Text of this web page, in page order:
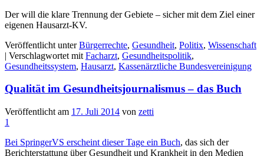
Der will die klare Trennung der Gebiete – sicher mit dem Ziel einer
eigenen Hausarzt-KV.
Veröffentlicht unter Bürgerrechte, Gesundheit, Politix, Wissenschaft
| Verschlagwortet mit Facharzt, Gesundheitspolitik,
Gesundheitssystem, Hausarzt, Kassenärztliche Bundesvereinigung
Qualität im Gesundheitsjournalismus – das Buch
Veröffentlicht am 17. Juli 2014 von zetti
1
Bei SpringerVS erscheint dieser Tage ein Buch, das sich der
Berichterstattung über Gesundheit und Krankheit in den Medien